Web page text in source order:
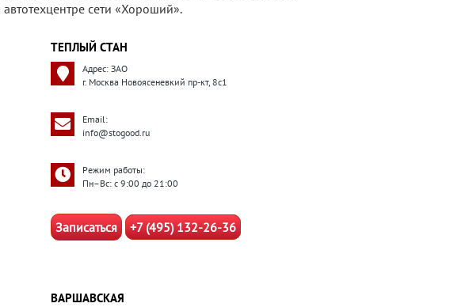
сети «Хороший».
ТЕПЛЫЙ СТАН
Адрес: ЗАО
г. Москва Новоясеневкий пр-кт, 8с1
Email:
info@stogood.ru
Режим работы:
Пн–Вс: с 9:00 до 21:00
Записаться +7 (495) 132-26-36
ВАРШАВСКАЯ